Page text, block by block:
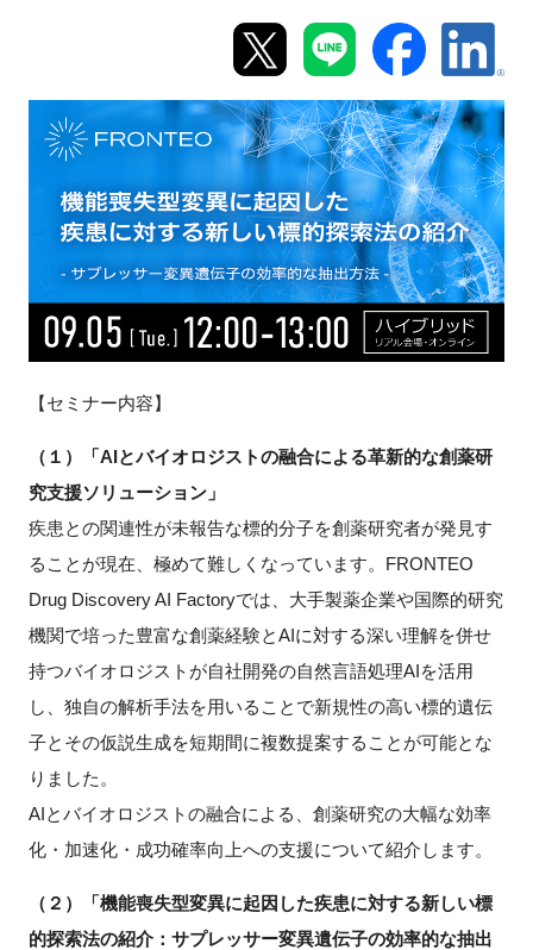
新規登録
イベント
インタビュー・コラム
特別会員
施設・アクセス
FAQ
イベントお知らせメール登録
【セミナー内容】
（１）「AIとバイオロジストの融合による革新的な創薬研
究支援ソリューション」
疾患との関連性が未報告な標的分子を創薬研究者が発見す
ることが現在、極めて難しくなっています。FRONTEO
Drug Discovery AI Factoryでは、大手製薬企業や国際的研究
機関で培った豊富な創薬経験とAIに対する深い理解を併せ
持つバイオロジストが自社開発の自然言語処理AIを活用
し、独自の解析手法を用いることで新規性の高い標的遺伝
子とその仮説生成を短期間に複数提案することが可能とな
りました。
AIとバイオロジストの融合による、創薬研究の大幅な効率
化・加速化・成功確率向上への支援について紹介します。
（２）「機能喪失型変異に起因した疾患に対する新しい標
的探索法の紹介：サプレッサー変異遺伝子の効率的な抽出